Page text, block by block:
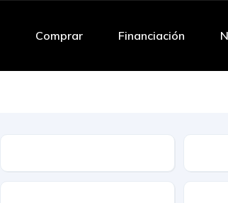
Comprar Financiación